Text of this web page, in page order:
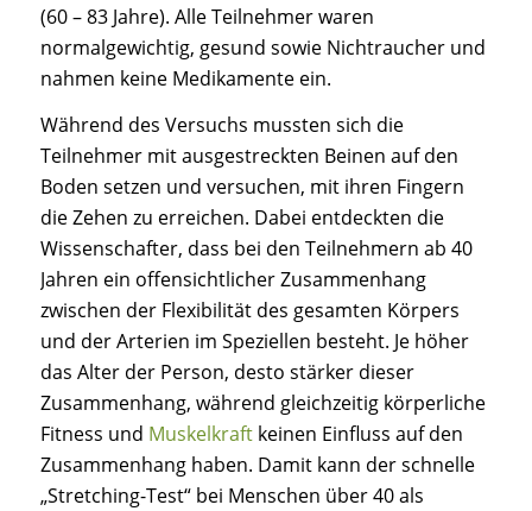
(60 – 83 Jahre). Alle Teilnehmer waren
normalgewichtig, gesund sowie Nichtraucher und
nahmen keine Medikamente ein.
Während des Versuchs mussten sich die
Teilnehmer mit ausgestreckten Beinen auf den
Boden setzen und versuchen, mit ihren Fingern
die Zehen zu erreichen. Dabei entdeckten die
Wissenschafter, dass bei den Teilnehmern ab 40
Jahren ein offensichtlicher Zusammenhang
zwischen der Flexibilität des gesamten Körpers
und der Arterien im Speziellen besteht. Je höher
das Alter der Person, desto stärker dieser
Zusammenhang, während gleichzeitig körperliche
Fitness und Muskelkraftkeinen Einfluss auf den
Zusammenhang haben. Damit kann der schnelle
„Stretching-Test“ bei Menschen über 40 als